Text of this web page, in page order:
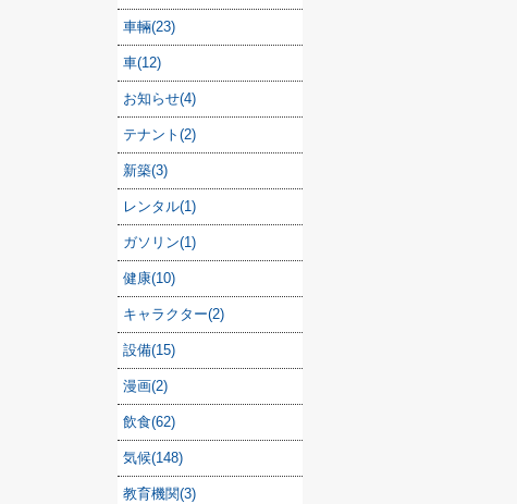
車輛(23)
車(12)
お知らせ(4)
テナント(2)
新築(3)
レンタル(1)
ガソリン(1)
健康(10)
キャラクター(2)
設備(15)
漫画(2)
飲食(62)
気候(148)
教育機関(3)